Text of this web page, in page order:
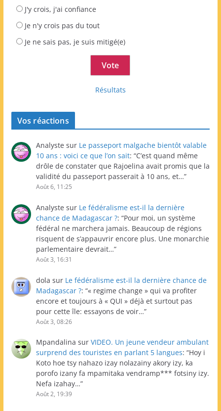
J'y crois, j'ai confiance
Je n'y crois pas du tout
Je ne sais pas, je suis mitigé(e)
Résultats
Vos réactions
Analyste sur Le passeport malgache bientôt valable
10 ans : voici ce que l’on sait: “C’est quand même
drôle de constater que Rajoelina avait promis que la
validité du passeport passerait à 10 ans, et…”
Août 6, 11:25
Analyste sur Le fédéralisme est-il la dernière
chance de Madagascar ?: “Pour moi, un système
fédéral ne marchera jamais. Beaucoup de régions
risquent de s’appauvrir encore plus. Une monarchie
parlementaire devrait…”
Août 3, 16:31
dola sur Le fédéralisme est-il la dernière chance de
Madagascar ?: “« regime change » qui va profiter
encore et toujours à « QUI » déjà et surtout pas
pour cette île: essayons de voir…”
Août 3, 08:26
Mpandalina sur VIDEO. Un jeune vendeur ambulant
surprend des touristes en parlant 5 langues: “Hoy i
Koto hoe tsy nahazo izay nolazainy akory izy, ka
porofo izany fa mpamitaka vendramp*** fotsiny izy.
Nefa izahay…”
Août 2, 19:39